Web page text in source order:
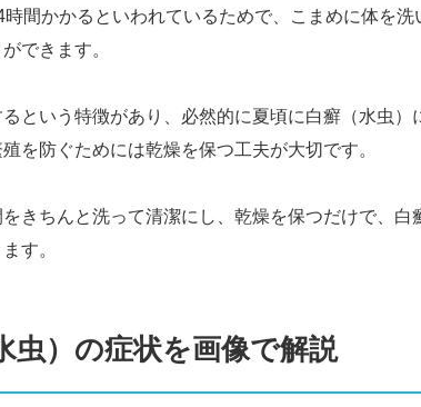
間かかるといわれているためで、こまめに体を洗
できます。
という特徴があり、必然的に夏頃に白癬（水虫）
を防ぐためには乾燥を保つ工夫が大切です。
をきちんと洗って清潔にし、乾燥を保つだけで、白
す。
虫）の症状を画像で解説